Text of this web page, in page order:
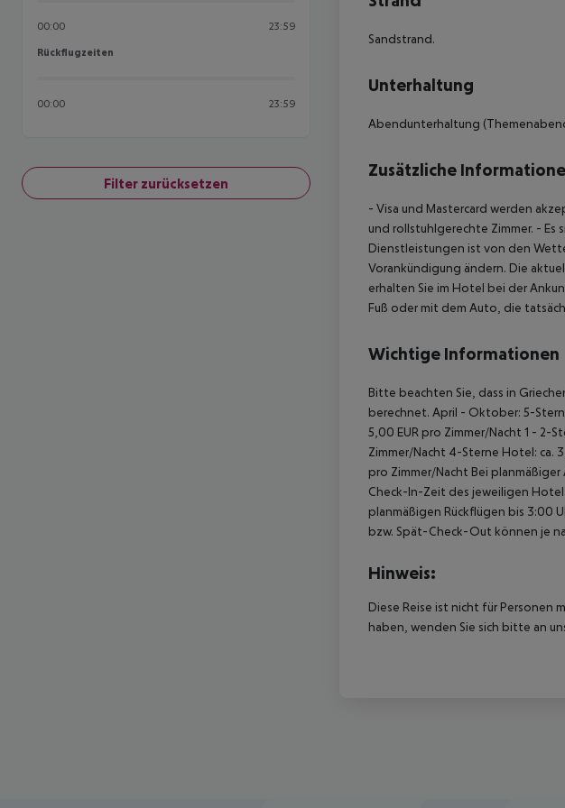
00:00 23:59
Rückflugzeiten
Rückflugzeiten
00:00 23:59
Filter zurücksetzen
Sandstrand.
Unterhaltung
Abendunterhaltung
Zusätzliche
- Visa und Mastercard werden
und rollstuhlgerechte Zimmer. - Es
Dienstleistungen ist von den
Vorankündigung ändern. Die
erhalten Sie im Hotel bei der
Fuß oder mit dem Auto, die
Wichtige Informationen
Bitte beachten Sie, dass in
berechnet. April - Oktober: 5-
5,00 EUR pro Zimmer/Nacht 1 - 2-
Zimmer/Nacht 4-Sterne Hotel: ca.
pro Zimmer/Nacht Bei
Check-In-Zeit des jeweiligen
planmäßigen Rückflügen bis 3:00
bzw. Spät-Check-Out können je
Hinweis:
Diese Reise ist nicht für
haben, wenden Sie sich bitte an